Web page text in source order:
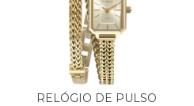
RELÓGIO DE PULSO